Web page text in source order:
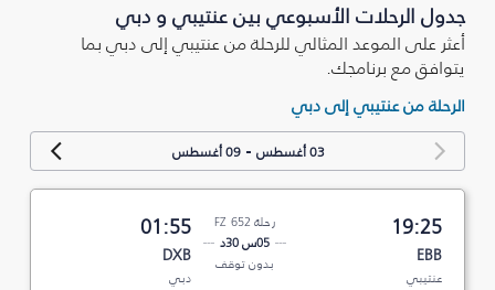
جدول الرحلات الأسبوعي بين عنتيبي و دبي
أعثر على الموعد المثالي للرحلة من عنتيبي إلى دبي بما
يتوافق مع برنامجك.
الرحلة من عنتيبي إلى دبي
03 أغسطس -09 أغسطس
19:25
EBB
عنتيبي
رحلة FZ 652
05س 30د
بدون توقف
01:55
DXB
دبي